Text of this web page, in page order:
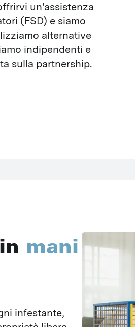
per tignole
un'assistenza
(FSD) e siamo
alternative
indipendenti e
sulla partnership.
mani
infestante,